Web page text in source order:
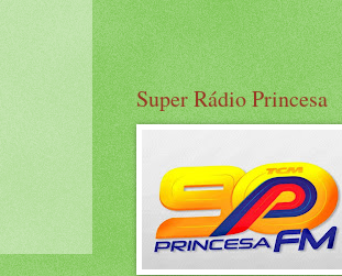
Super Rádio Princesa